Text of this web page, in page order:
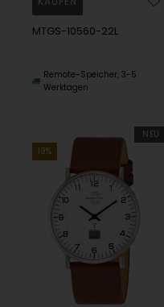
MTGS-10560-22L
Remote-Speicher, 3-5
Werktagen
NEU
19%